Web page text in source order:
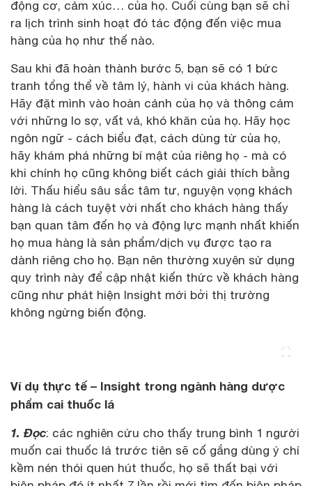
động cơ, cảm xúc… của họ. Cuối cùng bạn sẽ chỉ
ra lịch trình sinh hoạt đó tác động đến việc mua
hàng của họ như thế nào.
Sau khi đã hoàn thành bước 5, bạn sẽ có 1 bức
tranh tổng thể về tâm lý, hành vi của khách hàng.
Hãy đặt mình vào hoàn cảnh của họ và thông cảm
với những lo sợ, vất vả, khó khăn của họ. Hãy học
ngôn ngữ - cách biểu đạt, cách dùng từ của họ,
hãy khám phá những bí mật của riêng họ - mà có
khi chính họ cũng không biết cách giải thích bằng
lời. Thấu hiểu sâu sắc tâm tư, nguyện vọng khách
hàng là cách tuyệt vời nhất cho khách hàng thấy
bạn quan tâm đến họ và động lực mạnh nhất khiến
họ mua hàng là sản phẩm/dịch vụ được tạo ra
dành riêng cho họ. Bạn nên thường xuyên sử dụng
quy trình này để cập nhật kiến thức về khách hàng
cũng như phát hiện Insight mới bởi thị trường
không ngừng biến động.
Ví dụ thực tế – Insight trong ngành hàng dược
phẩm cai thuốc lá
1. Đọc: các nghiên cứu cho thấy trung bình 1 người
muốn cai thuốc lá trước tiên sẽ cố gắng dùng ý chí
kềm nén thói quen hút thuốc, họ sẽ thất bại với